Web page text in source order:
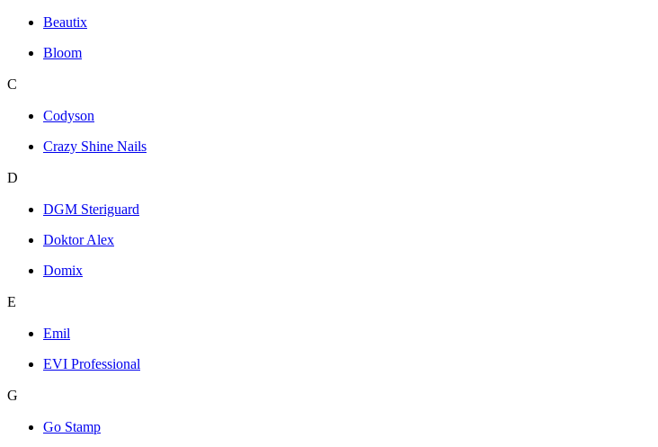
Beautix
Bloom
C
Codyson
Crazy Shine Nails
D
DGM Steriguard
Doktor Alex
Domix
E
Emil
EVI Professional
G
Go Stamp